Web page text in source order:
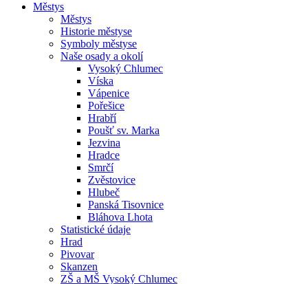
Městys
Městys
Historie městyse
Symboly městyse
Naše osady a okolí
Vysoký Chlumec
Víska
Vápenice
Pořešice
Hrabří
Poušť sv. Marka
Jezvina
Hradce
Smrčí
Zvěstovice
Hlubeč
Panská Tisovnice
Bláhova Lhota
Statistické údaje
Hrad
Pivovar
Skanzen
ZŠ a MŠ Vysoký Chlumec